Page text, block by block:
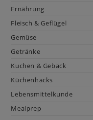
Ernährung
Fleisch & Geflügel
Gemüse
Getränke
Kuchen & Gebäck
Küchenhacks
Lebensmittelkunde
Mealprep